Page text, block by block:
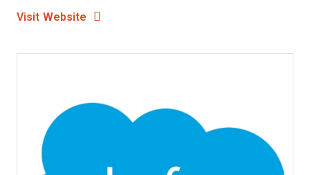
Visit Website Opens New Window